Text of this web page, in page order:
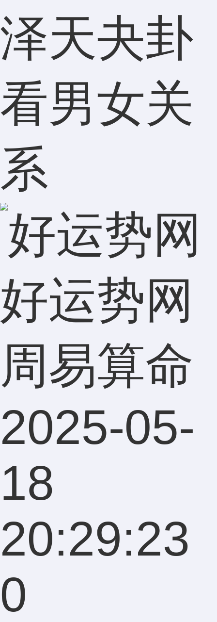
泽天夬卦
看男女关
系
好运势网
周易算命
2025-05-
18
20:29:23
0